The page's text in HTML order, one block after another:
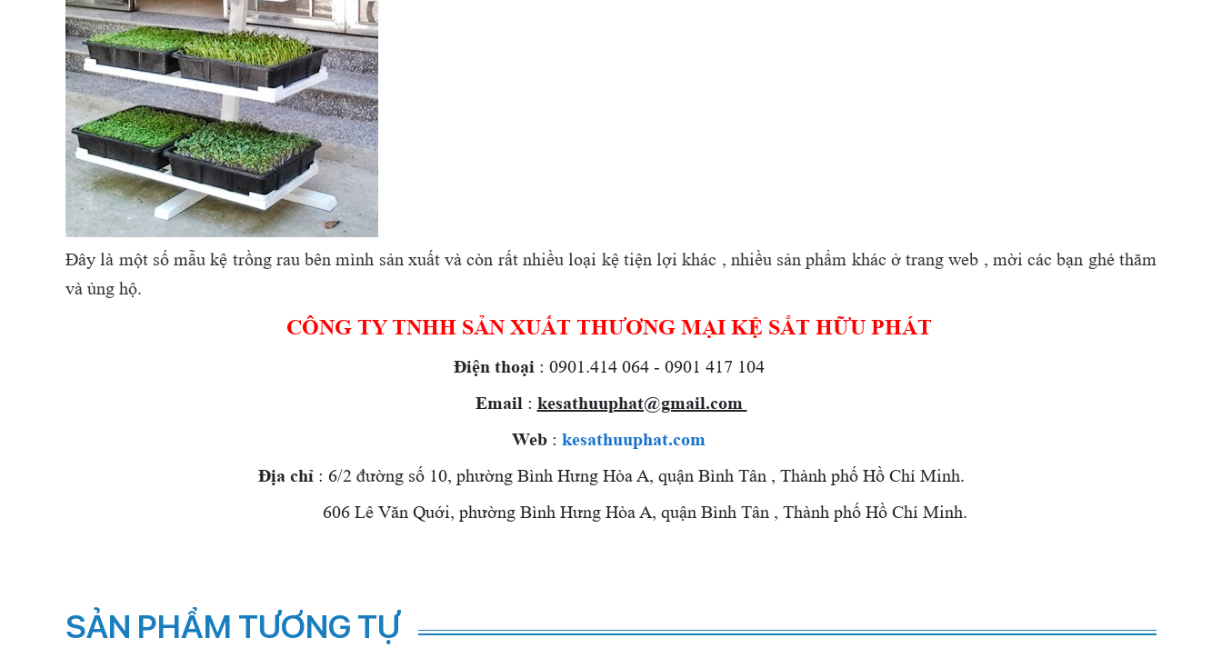
Đây là một số mẫu kệ trồng rau bên mình sản xuất và còn rất nhiều loại kệ tiện lợi khác , nhiều sản phẩm khác ở trang web , mời các bạn ghé thăm
và ủng hộ.
CÔNG TY TNHH SẢN XUẤT THƯƠNG MẠI KỆ SẮT HỮU PHÁT
Điện thoại : 0901.414 064 - 0901 417 104
Email : kesathuuphat@gmail.com
Web : kesathuuphat.com
Địa chỉ : 6/2 đường số 10, phường Bình Hưng Hòa A, quận Bình Tân , Thành phố Hồ Chí Minh.
606 Lê Văn Quới, phường Bình Hưng Hòa A, quận Bình Tân , Thành phố Hồ Chí Minh.
SẢN PHẨM TƯƠNG TỰ